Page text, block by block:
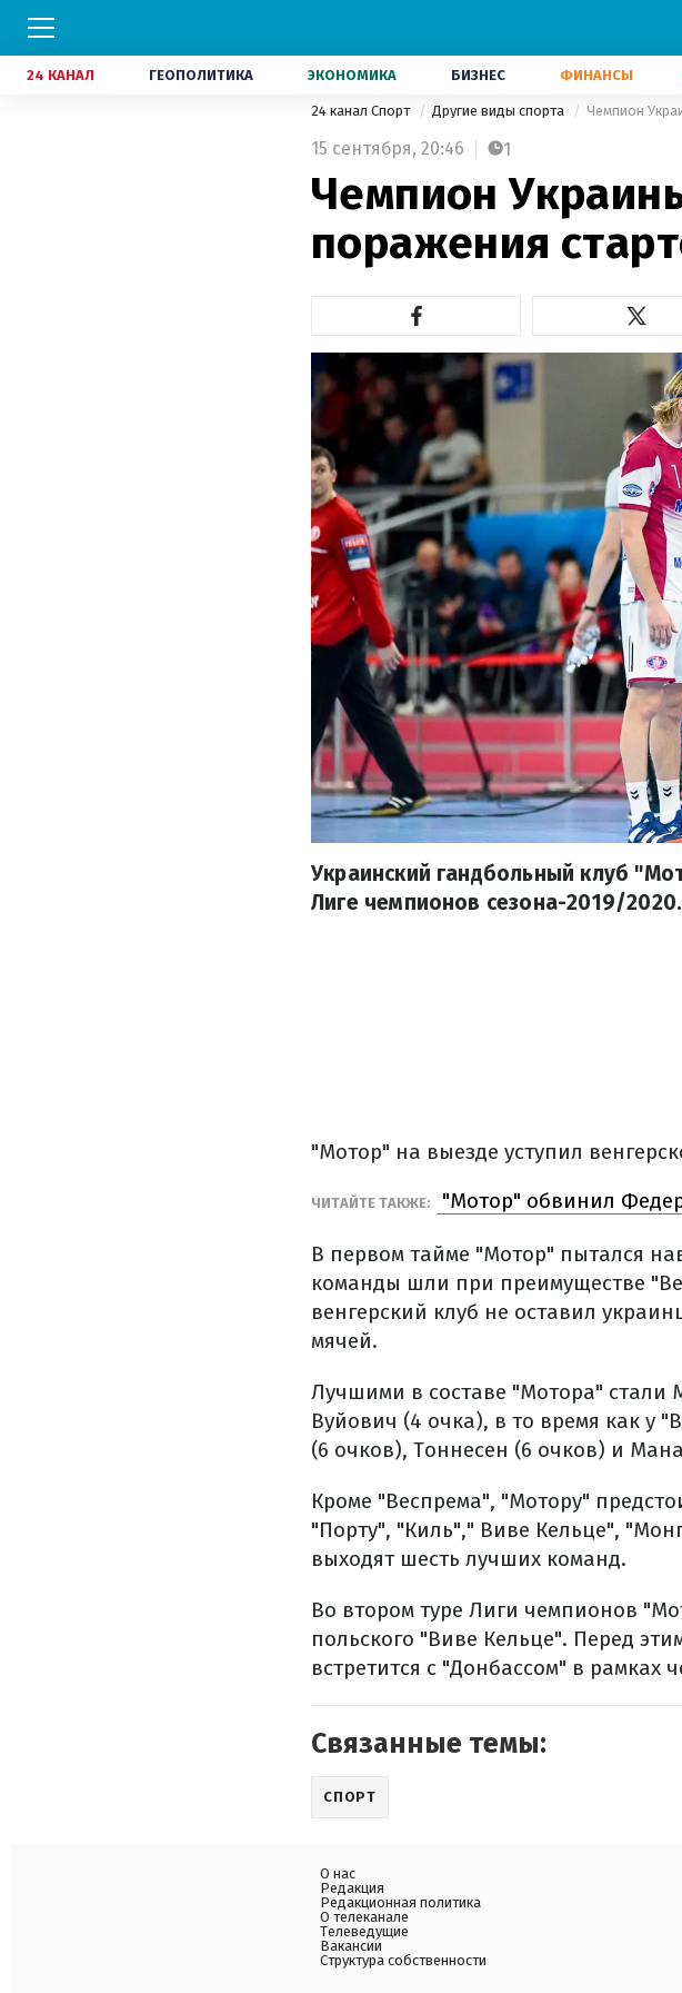
24 КАНАЛ ГЕОПОЛИТИКА ЭКОНОМИКА БИЗНЕС ФИНАНСЫ
24 канал Спорт Другие виды спорта Чемпион
15 сентября, 20:46 1
Чемпион
поражения
Украинский гандбольный клуб
Лиге чемпионов сезона-2019/2020.
"Мотор" на выезде уступил
ЧИТАЙТЕ ТАКЖЕ: "Мотор" обвинил
В первом тайме "Мотор" пытался
команды шли при преимуществе
венгерский клуб не оставил
мячей.
Лучшими в составе "Мотора" стали
Вуйович (4 очка), в то время как у
(6 очков), Тоннесен (6 очков) и
Кроме "Веспрема", "Мотору"
"Порту", "Киль"," Виве Кельце",
выходят шесть лучших команд.
Во втором туре Лиги чемпионов
польского "Виве Кельце". Перед
встретится с "Донбассом" в рамках
Связанные темы:
СПОРТ
О нас
Редакция
Редакционная политика
О телеканале
Телеведущие
Вакансии
Структура собственности